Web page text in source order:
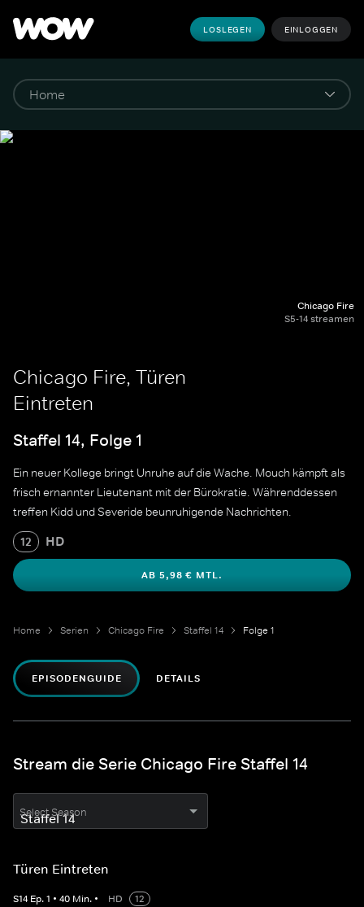
LOSLEGEN EINLOGGEN
Chicago Fire
S5-14 streamen
Chicago Fire, Türen
Eintreten
Staffel 14, Folge 1
Ein neuer Kollege bringt Unruhe auf die Wache. Mouch kämpft als
frisch ernannter Lieutenant mit der Bürokratie. Währenddessen
treffen Kidd und Severide beunruhigende Nachrichten.
12 HD
AB 5,98 € MTL.
Home Serien Chicago Fire Staffel 14 Folge 1
EPISODENGUIDE DETAILS
Stream die Serie Chicago Fire Staffel 14
Select Season
Türen Eintreten
S14 Ep.1 • 40 Min. • HD
12